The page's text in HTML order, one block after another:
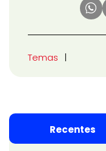
Temas
Recentes